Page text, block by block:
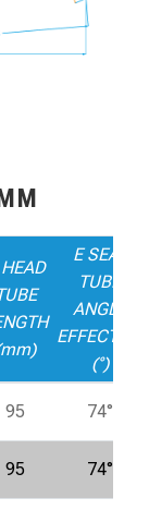
E SEAT
TUBE
ANGLE
EFFECTIVE
(°)
95 74°
95 74°